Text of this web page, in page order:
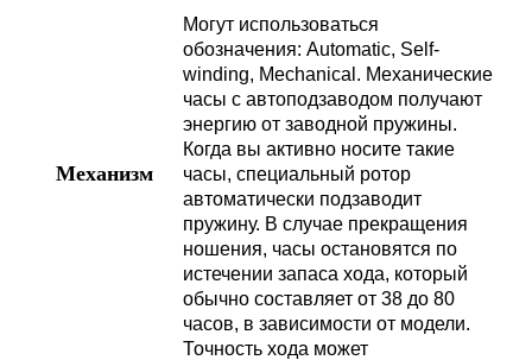
Механизм
Могут использоваться
обозначения: Automatic, Self-
winding, Mechanical. Механические
часы с автоподзаводом получают
энергию от заводной пружины.
Когда вы активно носите такие
часы, специальный ротор
автоматически подзаводит
пружину. В случае прекращения
ношения, часы остановятся по
истечении запаса хода, который
обычно составляет от 38 до 80
часов, в зависимости от модели.
Точность хода может